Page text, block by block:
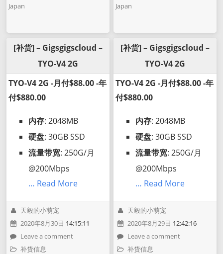
Japan
[补货] – Gigsgigscloud –
TYO-V4 2G
TYO-V4 2G -月付$88.00 -年
付$880.00
内存: 2048MB
硬盘: 30GB SSD
流量带宽: 250G/月
@200Mbps
… Read More
天毅的小萌宠
2020年8月30日 14:15:11
Leave a comment
补货信息
Japan
[补货] – Gigsgigscloud –
TYO-V4 2G
TYO-V4 2G -月付$88.00 -年
付$880.00
内存: 2048MB
硬盘: 30GB SSD
流量带宽: 250G/月
@200Mbps
… Read More
天毅的小萌宠
2020年8月29日 12:42:16
Leave a comment
补货信息